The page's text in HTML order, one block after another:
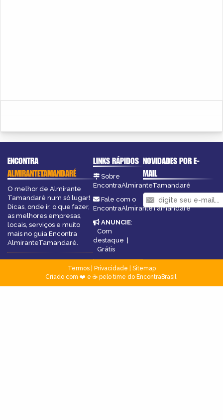
ENCONTRA
ALMIRANTETAMANDARÉ
O melhor de Almirante
Tamandaré num só lugar!
Dicas, onde ir, o que fazer,
as melhores empresas,
locais, serviços e muito
mais no guia Encontra
AlmiranteTamandaré.
LINKS RÁPIDOS
Sobre
EncontraAlmiranteTamandaré
Fale com o
EncontraAlmiranteTamandaré
ANUNCIE:
Com
destaque |
Grátis
NOVIDADES POR E-
MAIL
Termos| Privacidade
Sitemap
Criado com ❤️ e ☕ pelo time do EncontraBrasil